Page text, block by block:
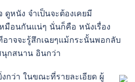
หนัง จำเป็นจะต้องเคยมี
มือนกันแน่ๆ นั่นก็คือ หนังเรื่อง
อาจจะรู้สึกเฉยๆแม้กระนั้นพอกลับ
นุกสนาน อินกว่า
กว่า ในขณะที่รายละเอียด ผู้